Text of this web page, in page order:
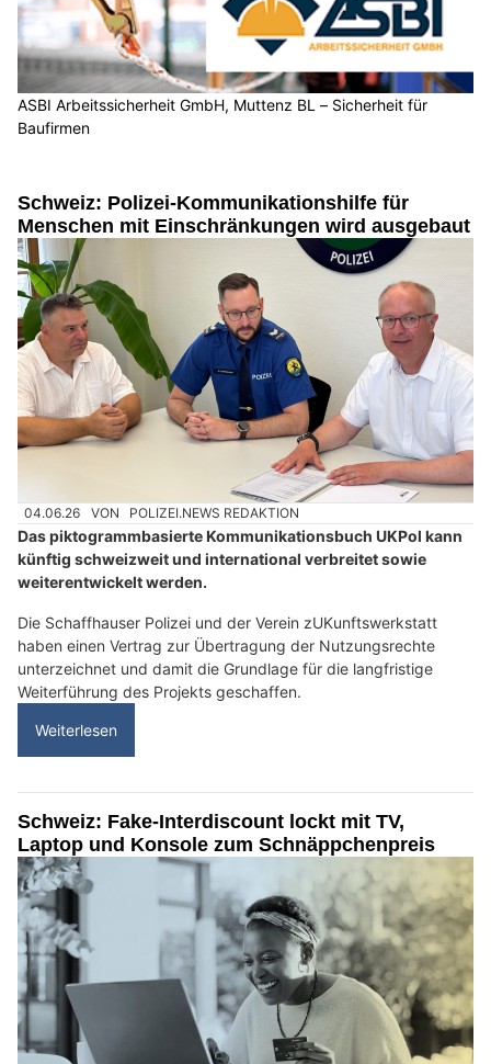
ASBI Arbeitssicherheit GmbH, Muttenz BL – Sicherheit für
Baufirmen
Schweiz: Polizei-Kommunikationshilfe für
Menschen mit Einschränkungen wird ausgebaut
04.06.26 VON POLIZEI.NEWS REDAKTION
Das piktogrammbasierte Kommunikationsbuch UKPol kann
künftig schweizweit und international verbreitet sowie
weiterentwickelt werden.
Die Schaffhauser Polizei und der Verein zUKunftswerkstatt
haben einen Vertrag zur Übertragung der Nutzungsrechte
unterzeichnet und damit die Grundlage für die langfristige
Weiterführung des Projekts geschaffen.
Weiterlesen
Schweiz: Fake-Interdiscount lockt mit TV,
Laptop und Konsole zum Schnäppchenpreis